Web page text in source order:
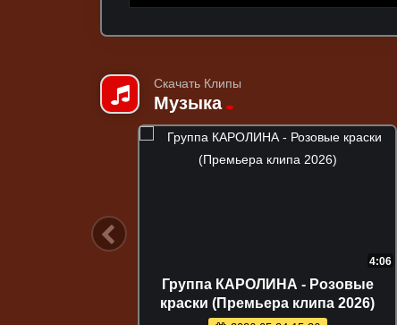
Скачать Клипы
Музыка
4:06
Группа КАРОЛИНА - Розовые
краски (Премьера клипа 2026)